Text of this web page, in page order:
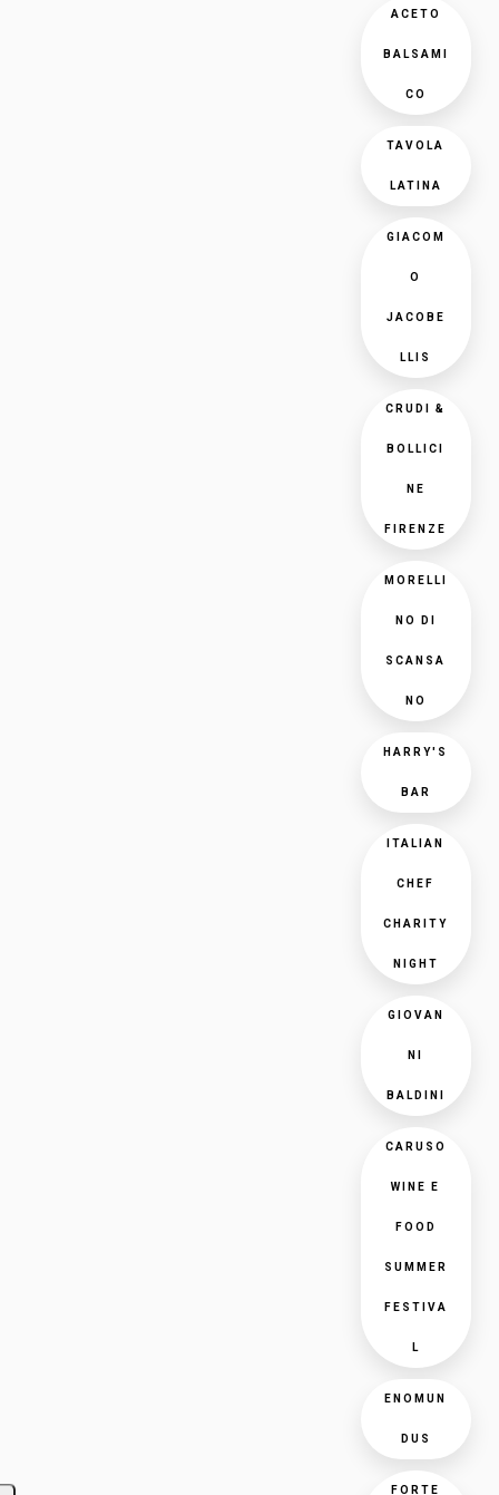
ACETO
BALSAMI
CO
TAVOLA
LATINA
GIACOM
O
JACOBE
LLIS
CRUDI &
BOLLICI
NE
FIRENZE
MORELLI
NO DI
SCANSA
NO
HARRY'S
BAR
ITALIAN
CHEF
CHARITY
NIGHT
GIOVAN
NI
BALDINI
CARUSO
WINE E
FOOD
SUMMER
FESTIVA
L
ENOMUN
DUS
FORTE